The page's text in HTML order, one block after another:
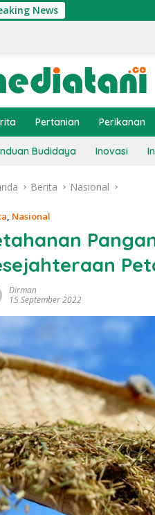
News
Pertanian Perikanan
Budidaya Inovasi
Berita Nasional
, Nasional
Dirman
15 September 2022